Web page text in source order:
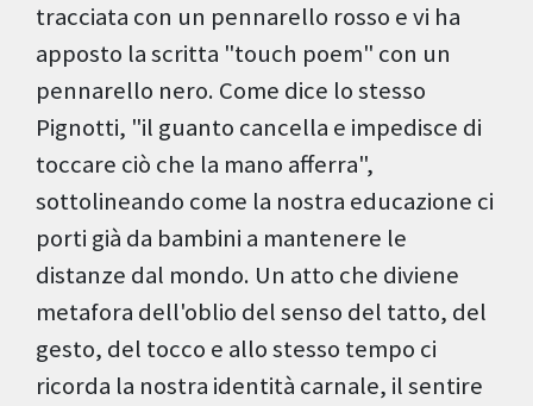
tracciata con un pennarello rosso e vi ha
apposto la scritta "touch poem" con un
pennarello nero. Come dice lo stesso
Pignotti, "il guanto cancella e impedisce di
toccare ciò che la mano afferra",
sottolineando come la nostra educazione ci
porti già da bambini a mantenere le
distanze dal mondo. Un atto che diviene
metafora dell'oblio del senso del tatto, del
gesto, del tocco e allo stesso tempo ci
ricorda la nostra identità carnale, il sentire